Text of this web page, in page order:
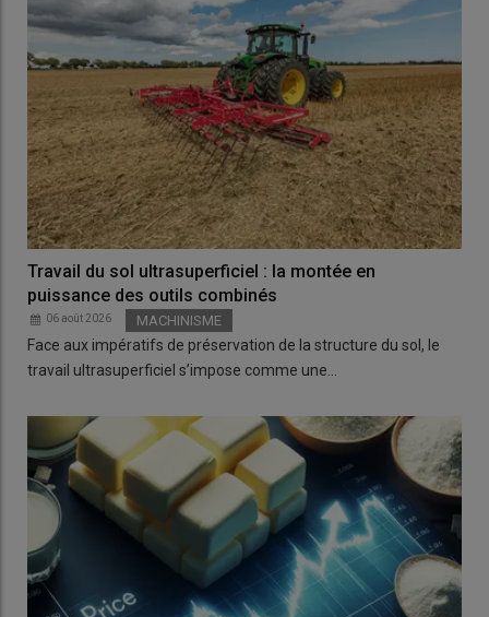
Travail du sol ultrasuperficiel : la montée en
puissance des outils combinés
06 août 2026 MACHINISME
Face aux impératifs de préservation de la structure du sol, le
travail ultrasuperficiel s’impose comme une…